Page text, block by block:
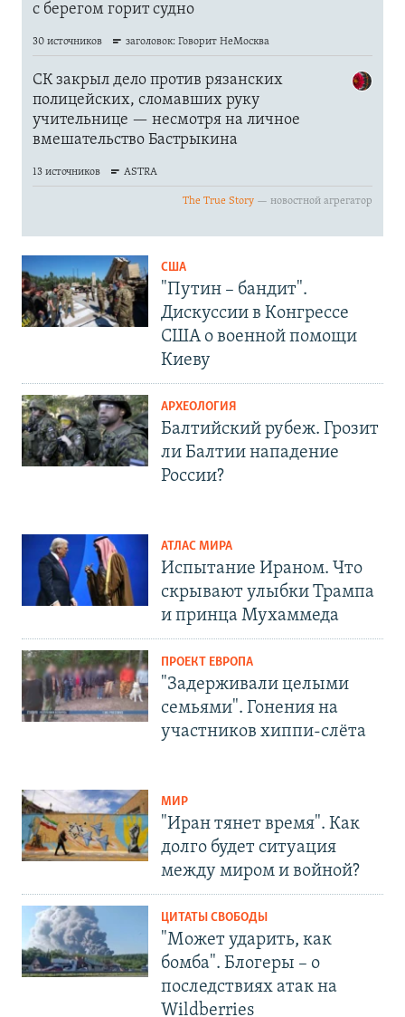
США
"Путин – бандит".
Дискуссии в Конгрессе
США о военной помощи
Киеву
АРХЕОЛОГИЯ
Балтийский рубеж. Грозит
ли Балтии нападение
России?
АТЛАС МИРА
Испытание Ираном. Что
скрывают улыбки Трампа
и принца Мухаммеда
ПРОЕКТ ЕВРОПА
"Задерживали целыми
семьями". Гонения на
участников хиппи-слёта
МИР
"Иран тянет время". Как
долго будет ситуация
между миром и войной?
ЦИТАТЫ СВОБОДЫ
"Может ударить, как
бомба". Блогеры – о
последствиях атак на
Wildberries